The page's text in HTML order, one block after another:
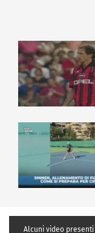
Alcuni video